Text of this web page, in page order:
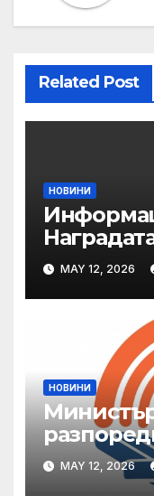
Related Post
НОВИНИ
на ОАЕ
MAY 12, 2026
НОВИНИ
подкрепа
MAY 12, 2026